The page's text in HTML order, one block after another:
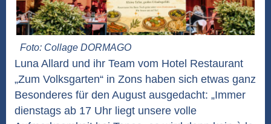
Foto: Collage DORMAGO
Luna Allard und ihr Team vom Hotel Restaurant
„Zum Volksgarten“ in Zons haben sich etwas ganz
Besonderes für den August ausgedacht: „Immer
dienstags ab 17 Uhr liegt unsere volle